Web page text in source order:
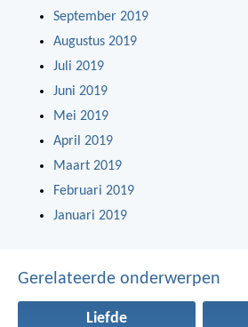
September 2019
Augustus 2019
Juli 2019
Juni 2019
Mei 2019
April 2019
Maart 2019
Februari 2019
Januari 2019
Gerelateerde onderwerpen
Liefde